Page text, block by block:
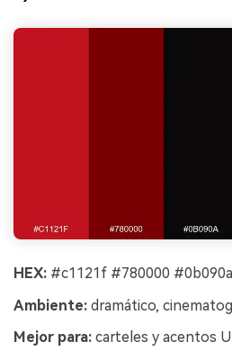
HEX: #c1121f #780000
Ambiente: dramático,
Mejor para: carteles y acentos